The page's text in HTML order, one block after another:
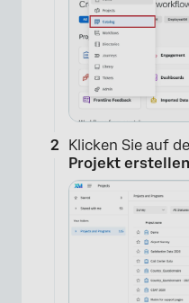
Klicken Sie auf
Projekt erstellen